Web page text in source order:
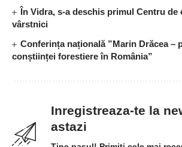
În Vidra, s-a deschis primul Centru de
vârstnici
Conferința națională ”Marin Drăcea –
conștiinței forestiere în România”
Inregistreaza-te la
astazi